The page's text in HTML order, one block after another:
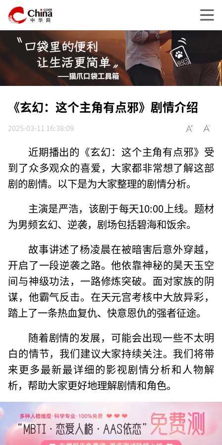
《玄幻：这个主角有点邪》剧情介绍
2025-03-11 16:38:09
近期播出的《玄幻：这个主角有点邪》受
到了众多观众的喜爱，大家都非常想了解这部
剧的剧情。以下是为大家整理的剧情分析。
主演是严浩，该剧于每天10:00上线。题材
为男频玄幻、逆袭，剧场包括碧海和饭余。
故事讲述了杨凌晨在被暗害后意外穿越，
开启了一段逆袭之路。他依靠神秘的昊天玉空
间与神级功法，一路修炼突破。面对家族的阴
谋，他霸气反击。在天元宫考核中大放异彩，
踏上了一条热血复仇、快意恩仇的强者征途。
随着剧情的发展，可能会出现一些不太明
白的情节，我们建议大家持续关注。我们将带
来更多最新最详细的影视剧情分析和人物解
析，帮助大家更好地理解剧情和角色。